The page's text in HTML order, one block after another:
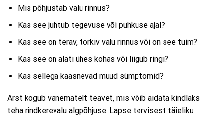
Mis põhjustab valu rinnus?
Kas see juhtub tegevuse või puhkuse ajal?
Kas see on terav, torkiv valu rinnus või on see tuim?
Kas see on alati ühes kohas või liigub ringi?
Kas sellega kaasnevad muud sümptomid?
Arst kogub vanematelt teavet, mis võib aidata kindlaks
teha rindkerevalu algpõhjuse. Lapse tervisest täieliku